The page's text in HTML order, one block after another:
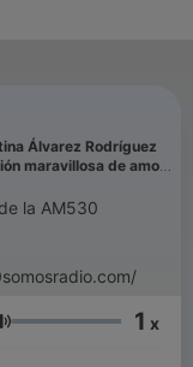
Álvarez Rodríguez
maravillosa de amor
la AM530
Volumen 1 x